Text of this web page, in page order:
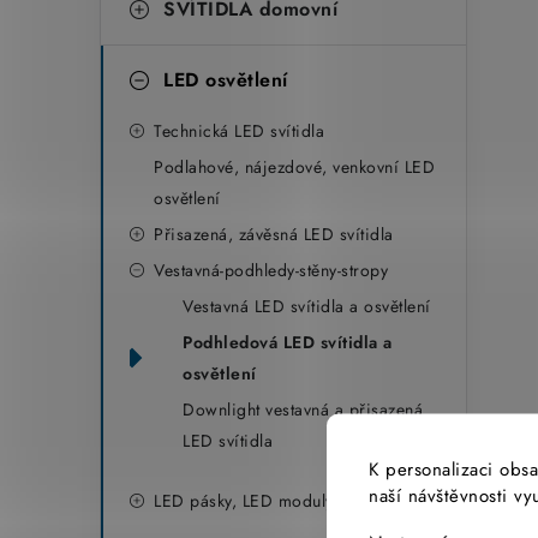
K personalizaci
naší návštěvnosti
SVÍTIDLA domovní
LED osvětlení
Technická LED svítidla
Podlahové, nájezdové, venkovní LED
osvětlení
Přisazená, závěsná LED svítidla
Vestavná-podhledy-stěny-stropy
Vestavná LED svítidla a osvětlení
Podhledová LED svítidla a
osvětlení
Downlight vestavná a přisazená
LED svítidla
LED pásky, LED moduly